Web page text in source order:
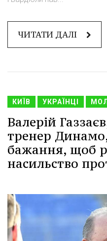
ЧИТАТИ ДАЛІ
КИЇВ УКРАЇНЦІ
Валерій
тренер
бажання, щоб
насильство